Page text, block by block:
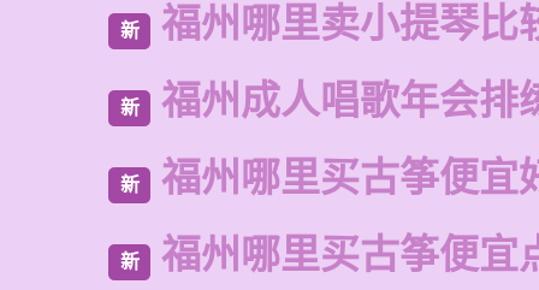
新 福州哪里卖小提琴比
新 福州成人唱歌年会排
新 福州哪里买古筝便宜
新 福州哪里买古筝便宜